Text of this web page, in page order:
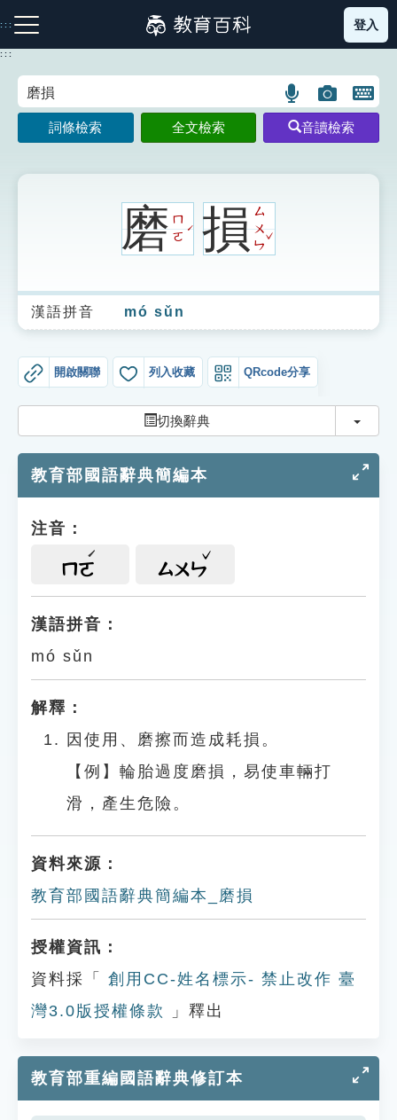
到
主
:::
注音索引圖示 筆畫索引圖示 部首索引表圖示
生字詞彙表
成語故事
索引選單
單字索引
遊戲專區
貓頭鷹博士
登入
:::
語
言
搜
圖
片
搜
開
鍵
圖
詞條檢索 全文檢索 音讀檢索
磨ㄇ
ㄛ
ˊ 損ㄙ
ㄨ
ㄣ
ˇ
漢語拼音 mó sǔn
開啟關聯 列入收藏 QRcode分享
切換辭典 切換
教育部國語辭典簡編本
注音：
ㄇㄛ ㄙㄨㄣ
漢語拼音：
mó sǔn
解釋：
因使用、磨擦而造成耗損。
【例】輪胎過度磨損，易使車輛打
滑，產生危險。
資料來源：
教育部國語辭典簡編本_磨損
授權資訊：
資料採「
創用CC-姓名標示- 禁止改作 臺
灣3.0版授權條款
」釋出
教育部重編國語辭典修訂本